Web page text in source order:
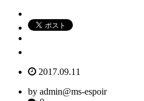
2017.09.11
by admin@ms-espoir